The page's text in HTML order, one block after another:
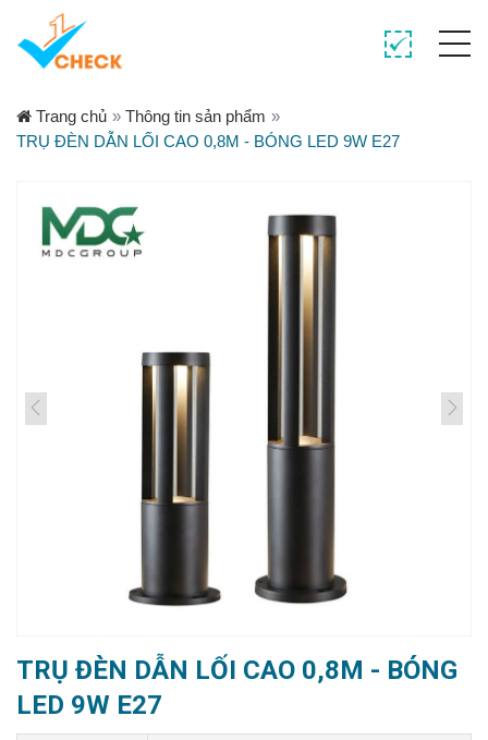
Trang chủ » Thông tin sản phẩm »
TRỤ ĐÈN DẪN LỐI CAO 0,8M - BÓNG LED 9W E27
TRỤ ĐÈN DẪN LỐI CAO 0,8M - BÓNG
LED 9W E27